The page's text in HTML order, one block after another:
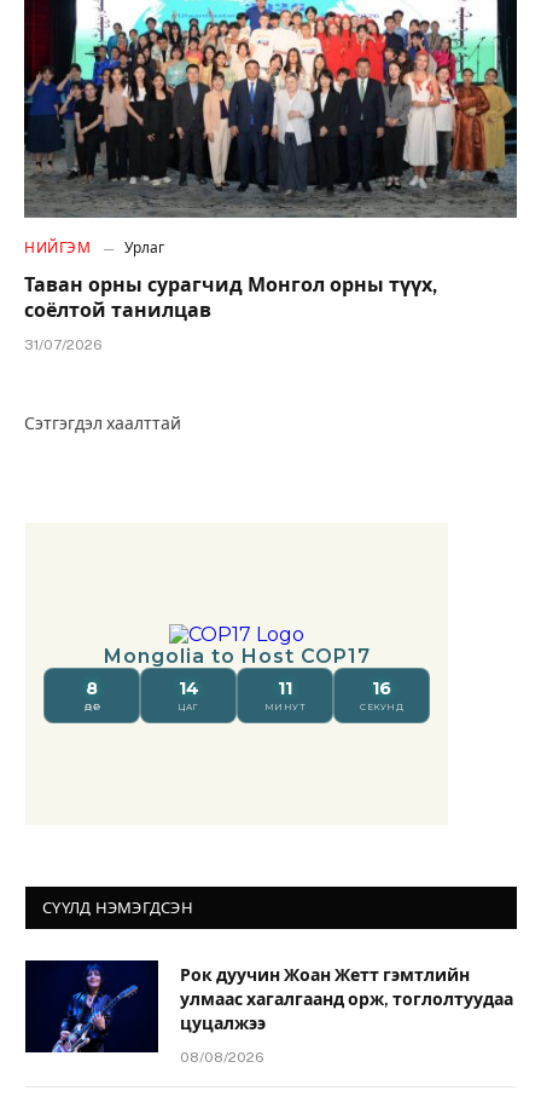
НИЙГЭМ Урлаг
Таван орны сурагчид Монгол орны түүх,
соёлтой танилцав
31/07/2026
Сэтгэгдэл хаалттай
СҮҮЛД НЭМЭГДСЭН
Рок дуучин Жоан Жетт гэмтлийн
улмаас хагалгаанд орж, тоглолтуудаа
цуцалжээ
08/08/2026